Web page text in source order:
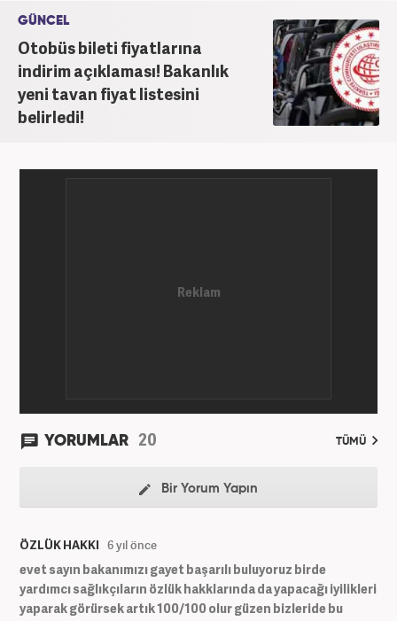
GÜNCEL
Otobüs bileti fiyatlarına
indirim açıklaması! Bakanlık
yeni tavan fiyat listesini
belirledi!
YORUMLAR 20 TÜMÜ
Bir Yorum Yapın
ÖZLÜK HAKKI 6 yıl önce
evet sayın bakanımızı gayet başarılı buluyoruz birde
yardımcı sağlıkçıların özlük hakklarında da yapacağı iyilikleri
yaparak görürsek artık 100/100 olur güzen bizleride bu